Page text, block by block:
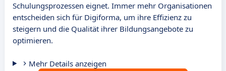
Schulungsprozessen eignet. Immer mehr Organisationen
entscheiden sich für Digiforma, um ihre Effizienz zu
steigern und die Qualität ihrer Bildungsangebote zu
optimieren.
Mehr Details anzeigen